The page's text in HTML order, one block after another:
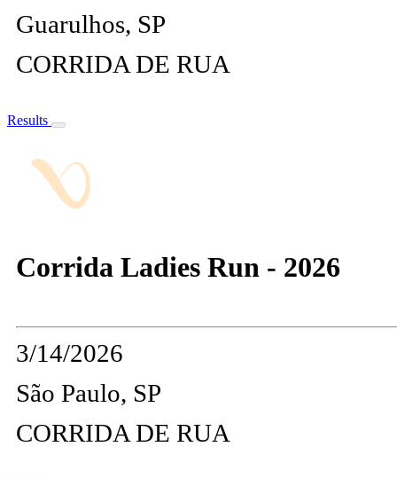
Guarulhos, SP
CORRIDA DE RUA
Results
Corrida Ladies Run - 2026
3/14/2026
São Paulo, SP
CORRIDA DE RUA